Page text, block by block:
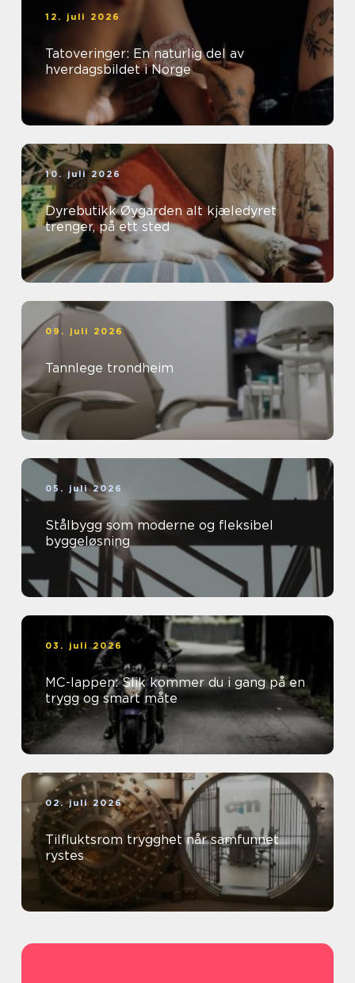
12. juli 2026
Tatoveringer: En naturlig del av
hverdagsbildet i Norge
10. juli 2026
Dyrebutikk Øygarden alt kjæledyret
trenger, på ett sted
09. juli 2026
Tannlege trondheim
05. juli 2026
Stålbygg som moderne og fleksibel
byggeløsning
03. juli 2026
MC-lappen: Slik kommer du i gang på en
trygg og smart måte
02. juli 2026
Tilfluktsrom trygghet når samfunnet
rystes